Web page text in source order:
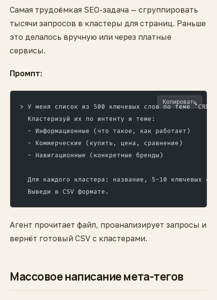
Самая трудоёмкая SEO-задача — сгруппировать
тысячи запросов в кластеры для страниц. Раньше
это делалось вручную или через платные
сервисы.
Промпт:
> У меня список из 500 ключевых слов по теме
  Кластеризуй их по интенту и теме:
  - Информационные (что такое, как работает)
  - Коммерческие (купить, цена, сравнение)
  - Навигационные (конкретные бренды)
Для каждого кластера: название, 5-10 ключевых
  Выведи в CSV формате.
Копировать
Агент прочитает файл, проанализирует запросы и
вернёт готовый CSV с кластерами.
Массовое написание мета-тегов